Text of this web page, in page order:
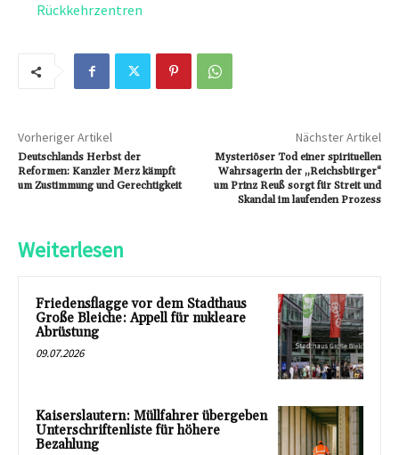
Rückkehrzentren
Vorheriger Artikel
Deutschlands Herbst der
Reformen: Kanzler Merz kämpft
um Zustimmung und Gerechtigkeit
Nächster Artikel
Mysteriöser Tod einer spirituellen
Wahrsagerin der „Reichsbürger“
um Prinz Reuß sorgt für Streit und
Skandal im laufenden Prozess
Weiterlesen
Friedensflagge vor dem Stadthaus
Große Bleiche: Appell für nukleare
Abrüstung
09.07.2026
Kaiserslautern: Müllfahrer übergeben
Unterschriftenliste für höhere
Bezahlung